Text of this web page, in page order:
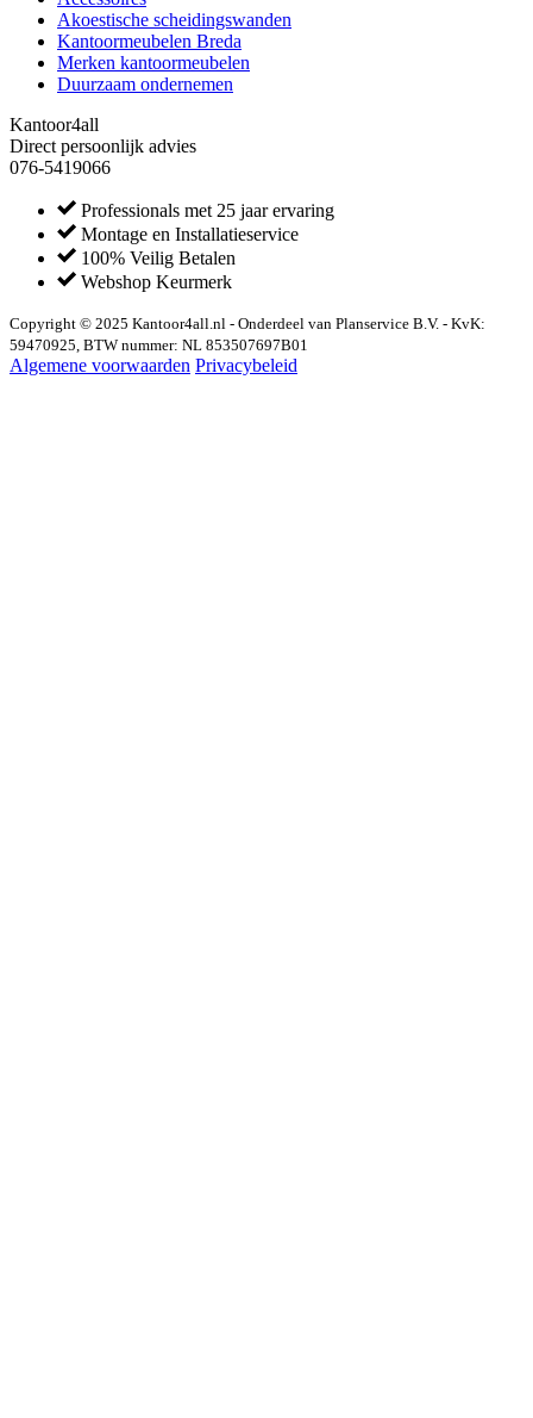
Akoestische scheidingswanden
Kantoormeubelen Breda
Merken kantoormeubelen
Duurzaam ondernemen
Kantoor4all
Direct persoonlijk advies
076-5419066
Professionals met 25 jaar ervaring
Montage en Installatieservice
100% Veilig Betalen
Webshop Keurmerk
Copyright © 2025 Kantoor4all.nl - Onderdeel van Planservice B.V. - KvK:
59470925, BTW nummer: NL 853507697B01
Algemene voorwaarden Privacybeleid